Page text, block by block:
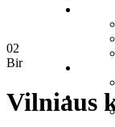
02
Bir
Vilniaus